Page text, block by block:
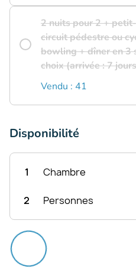
2 nuits pour 2 +
circuit pédestre ou
bowling + dîner en 3
choix (arrivée : 7
Vendu : 41
Disponibilité
1 Chambre
2 Personnes